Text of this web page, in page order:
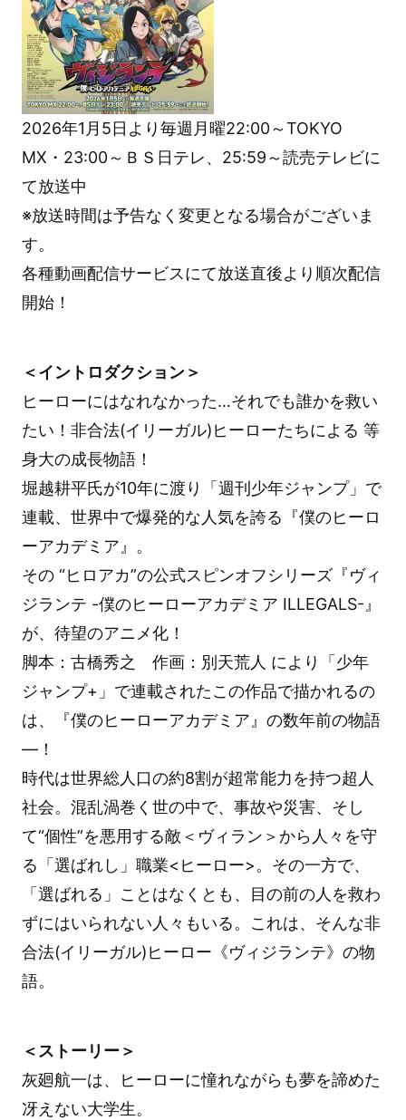
2026年1月5日より毎週月曜22:00～TOKYO
MX・23:00～ＢＳ日テレ、25:59～読売テレビに
て放送中
※放送時間は予告なく変更となる場合がございま
す。
各種動画配信サービスにて放送直後より順次配信
開始！
＜イントロダクション＞
ヒーローにはなれなかった…それでも誰かを救い
たい！非合法(イリーガル)ヒーローたちによる 等
身大の成長物語！
堀越耕平氏が10年に渡り「週刊少年ジャンプ」で
連載、世界中で爆発的な人気を誇る『僕のヒーロ
ーアカデミア』。
その “ヒロアカ”の公式スピンオフシリーズ『ヴィ
ジランテ -僕のヒーローアカデミア ILLEGALS-』
が、待望のアニメ化！
脚本：古橋秀之 作画：別天荒人 により「少年
ジャンプ+」で連載されたこの作品で描かれるの
は、『僕のヒーローアカデミア』の数年前の物語
―！
時代は世界総人口の約8割が超常能力を持つ超人
社会。混乱渦巻く世の中で、事故や災害、そし
て“個性”を悪用する敵＜ヴィラン＞から人々を守
る「選ばれし」職業<ヒーロー>。その一方で、
「選ばれる」ことはなくとも、目の前の人を救わ
ずにはいられない人々もいる。これは、そんな非
合法(イリーガル)ヒーロー《ヴィジランテ》の物
語。
＜ストーリー＞
灰廻航一は、ヒーローに憧れながらも夢を諦めた
冴えない大学生。